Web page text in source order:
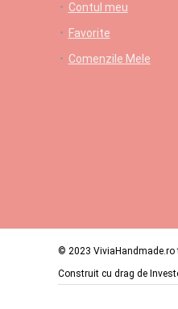
Contul meu
Favorite
Comenzile Mele
© 2023 ViviaHandmade.ro
Construit cu drag de